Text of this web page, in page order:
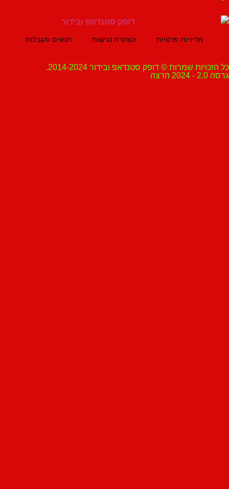
מדיניות פרטיות הצהרת נגישות תנאים והגבלות
שמרות © דופק סטנדאפ ובידור 2014-2024.